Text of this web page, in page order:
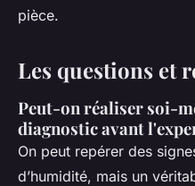
pièce.
Les questions et
Peut-on réaliser soi-
diagnostic avant
On peut repérer des
d’humidité, mais un